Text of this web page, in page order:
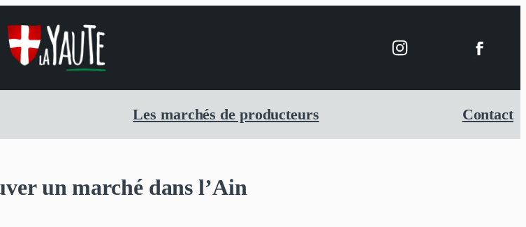
Les marchés de producteurs Contact
un marché dans l’Ain